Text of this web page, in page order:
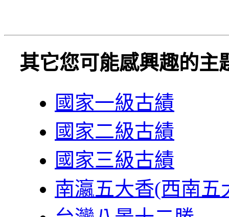
其它您可能感興趣的主
國家一級古績
國家二級古績
國家三級古績
南瀛五大香(西南五